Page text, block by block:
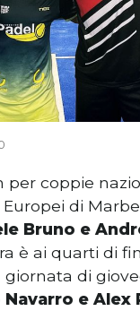
per coppie
di
Bruno e
è ai quarti di
di
e Alex